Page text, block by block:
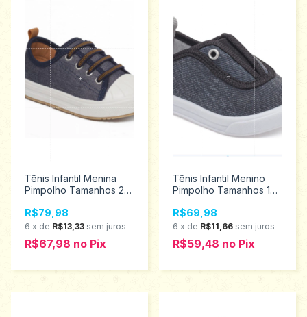
Tênis Infantil Menina
Pimpolho Tamanhos 22
R$79,98
6 x de R$13,33 sem juros
R$67,98 no Pix
Tênis Infantil Menino
Pimpolho Tamanhos 16
R$69,98
6 x de R$11,66 sem juros
R$59,48 no Pix